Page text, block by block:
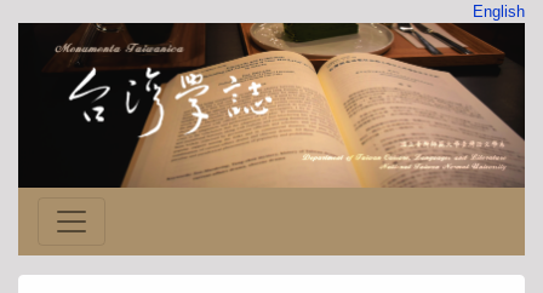
English